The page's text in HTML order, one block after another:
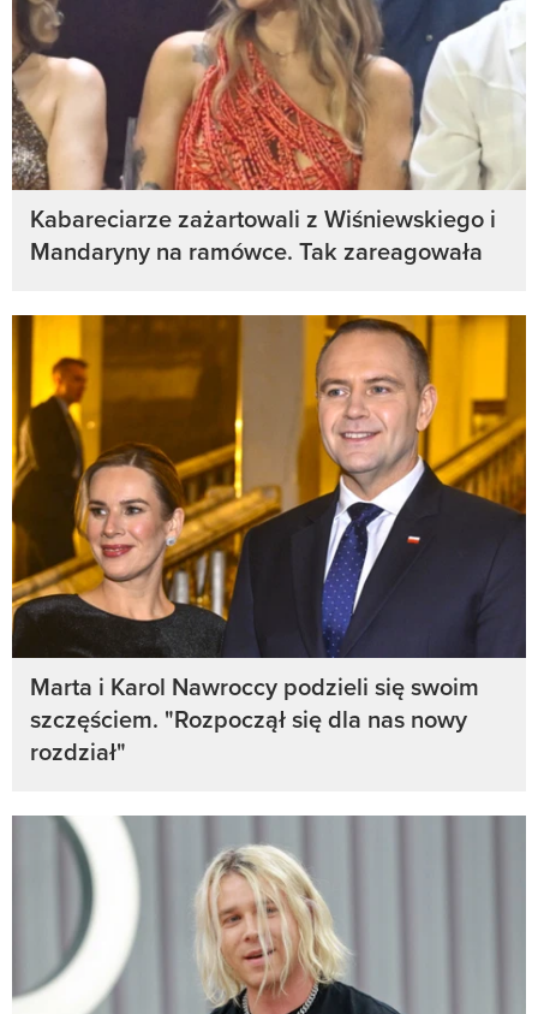
Kabareciarze zażartowali z Wiśniewskiego i
Mandaryny na ramówce. Tak zareagowała
Marta i Karol Nawroccy podzieli się swoim
szczęściem. "Rozpoczął się dla nas nowy
rozdział"